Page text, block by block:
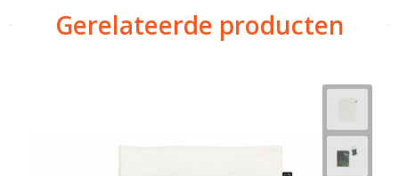
Gerelateerde producten